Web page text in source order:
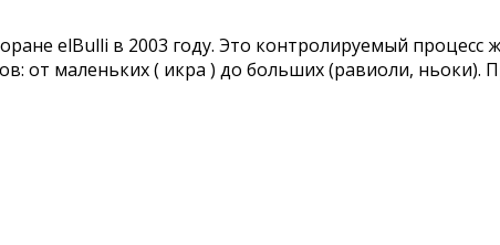
elBulli в 2003 году. Это контролируемый
от маленьких ( икра ) до больших (равиоли, ньоки).